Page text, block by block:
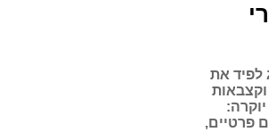
את
פרטיים,